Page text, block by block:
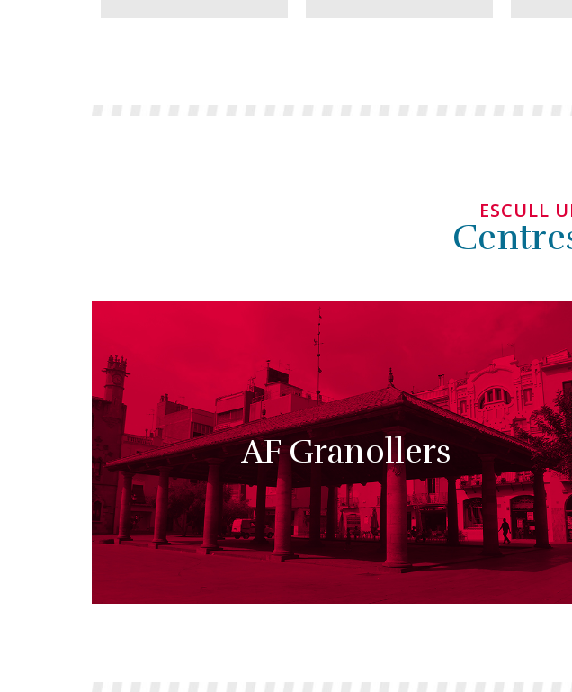
ESCULL
AF Granollers